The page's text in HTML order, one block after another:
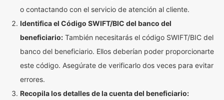
o contactando con el servicio de atención al cliente.
Identifica el Código SWIFT/BIC del banco del
beneficiario: También necesitarás el código SWIFT/BIC del
banco del beneficiario. Ellos deberían poder proporcionarte
este código. Asegúrate de verificarlo dos veces para evitar
errores.
Recopila los detalles de la cuenta del beneficiario: